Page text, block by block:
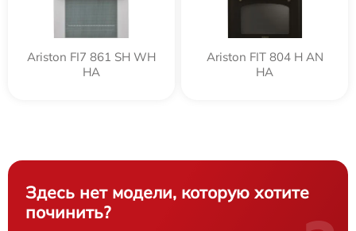
Ariston FI7 861 SH WH
HA
Ariston FIT 804 H AN
HA
Здесь нет модели, которую хотите
починить?